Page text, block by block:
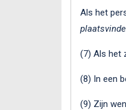
Als het
(7) Als het
(8) In een
(9) Zijn